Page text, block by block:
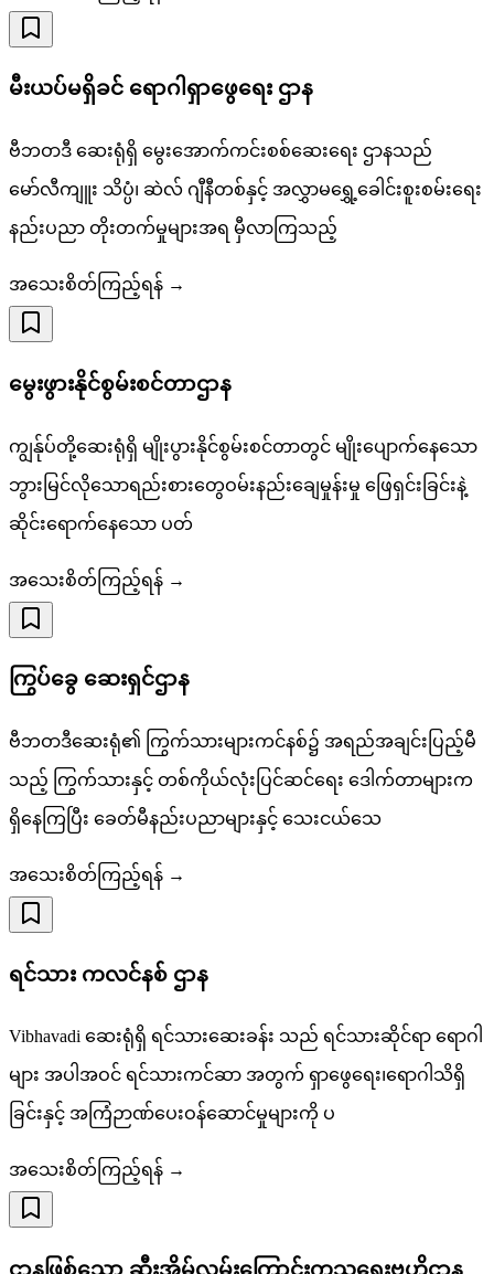
မီးယပ်မရှိခင် ရောဂါရှာဖွေရေး ဌာန
ဗီဘဝာဒီ ဆေးရုံရှိ မွေးအောက်ကင်းစစ်ဆေးရေး ဌာနသည်
မော်လီကျူး သိပ္ပံ၊ ဆဲလ် ဂျီနီတစ်နှင့် အလွှာမရွှေ့ခေါင်းစူးစမ်းရေး
နည်းပညာ တိုးတက်မှုများအရ မှီလာကြသည့်
အသေးစိတ်ကြည့်ရန် →
မွေးဖွားနိုင်စွမ်းစင်တာဌာန
ကျွန်ုပ်တို့ဆေးရုံရှိ မျိုးပွားနိုင်စွမ်းစင်တာတွင် မျိုးပျောက်နေသော
ဘွားမြင်လိုသောရည်းစားတွေဝမ်းနည်းချေမှုန်းမှု ဖြေရှင်းခြင်းနဲ့
ဆိုင်းရောက်နေသော ပတ်
အသေးစိတ်ကြည့်ရန် →
ကြွပ်ခွေ ဆေးရှင်ဌာန
ဗီဘဝာဒီဆေးရုံ၏ ကြွက်သားများကင်နစ်၌ အရည်အချင်းပြည့်မီ
သည့် ကြွက်သားနှင့် တစ်ကိုယ်လုံးပြင်ဆင်ရေး ဒေါက်တာများက
ရှိနေကြပြီး ခေတ်မီနည်းပညာများနှင့် သေးငယ်သေ
အသေးစိတ်ကြည့်ရန် →
ရင်သား ကလင်နစ် ဌာန
Vibhavadi ဆေးရုံရှိ ရင်သားဆေးခန်း သည် ရင်သားဆိုင်ရာ ရောဂါ
များ အပါအဝင် ရင်သားကင်ဆာ အတွက် ရှာဖွေရေး၊ရောဂါသိရှိ
ခြင်းနှင့် အကြံဉာဏ်ပေးဝန်ဆောင်မှုများကို ပ
အသေးစိတ်ကြည့်ရန် →
ဌာနဖြစ်သော ဆီးအိမ်လမ်းကြောင်းကုသရေးဗဟိုဌာန